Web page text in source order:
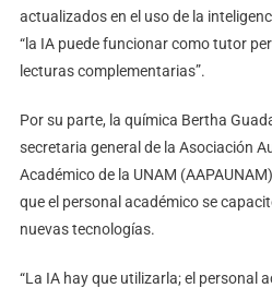
actualizados en el uso de la
“la IA puede funcionar como tutor
lecturas complementarias”.
Por su parte, la química Bertha
secretaria general de la Asociación
Académico de la UNAM
que el personal académico se
nuevas tecnologías.
“La IA hay que utilizarla; el personal